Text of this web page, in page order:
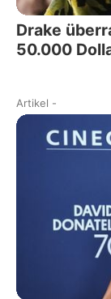
Drake
50.000
Artikel -